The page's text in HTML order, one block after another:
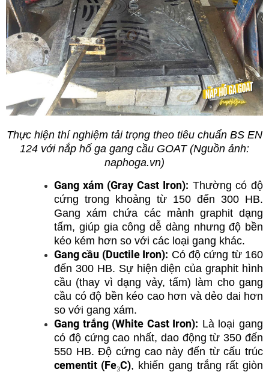
Thực hiện thí nghiệm tải trọng theo tiêu chuẩn BS EN
124 với nắp hố ga gang cầu GOAT (Nguồn ảnh:
naphoga.vn)
Gang xám (Gray Cast Iron): Thường có độ
cứng trong khoảng từ 150 đến 300 HB.
Gang xám chứa các mảnh graphit dạng
tấm, giúp gia công dễ dàng nhưng độ bền
kéo kém hơn so với các loại gang khác.
Gang cầu (Ductile Iron): Có độ cứng từ 160
đến 300 HB. Sự hiện diện của graphit hình
cầu (thay vì dạng vảy, tấm) làm cho gang
cầu có độ bền kéo cao hơn và dẻo dai hơn
so với gang xám.
Gang trắng (White Cast Iron): Là loại gang
có độ cứng cao nhất, dao động từ 350 đến
550 HB. Độ cứng cao này đến từ cấu trúc
cementit (Fe₃C), khiến gang trắng rất giòn